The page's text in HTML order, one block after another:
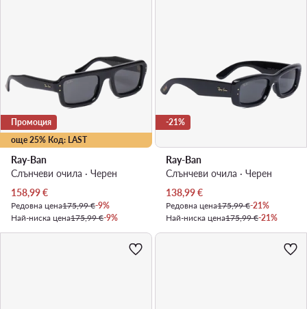
още 25% Код: LAST
Промоция
Ray-Ban
Слънчеви очила · Черен
Актуална цена
158,99€
Редовна цена175,99 €-9%
Най-ниска цена175,99 €-9%
-21%
Ray-Ban
Слънчеви очила · Черен
Актуална цена
138,99€
Редовна цена175,99 €-21%
Най-ниска цена175,99 €-21%